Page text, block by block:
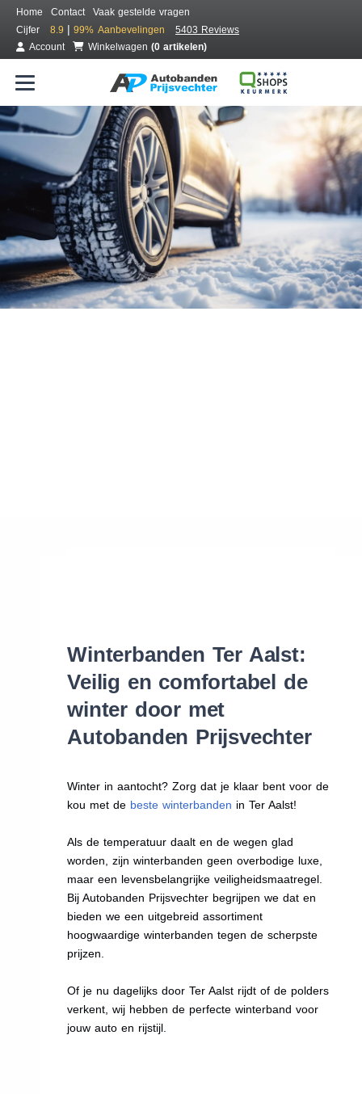
Home Contact
Vaak gestelde vragen
Cijfer
8.9 | 99% Aanbevelingen
5403 Reviews
Account
Winkelwagen (0 artikelen)
Bestel voordelig winterbanden
Gratis bezorgd of montage bij jou in de buurt
Seizoen:
Merken:
Winterbanden Ter Aalst:
Veilig en comfortabel de
winter door met
Autobanden Prijsvechter
Winter in aantocht? Zorg dat je klaar bent voor de
kou met de beste winterbanden in Ter Aalst!
Als de temperatuur daalt en de wegen glad
worden, zijn winterbanden geen overbodige luxe,
maar een levensbelangrijke veiligheidsmaatregel.
Bij Autobanden Prijsvechter begrijpen we dat en
bieden we een uitgebreid assortiment
hoogwaardige winterbanden tegen de scherpste
prijzen.
Of je nu dagelijks door Ter Aalst rijdt of de polders
verkent, wij hebben de perfecte winterband voor
jouw auto en rijstijl.